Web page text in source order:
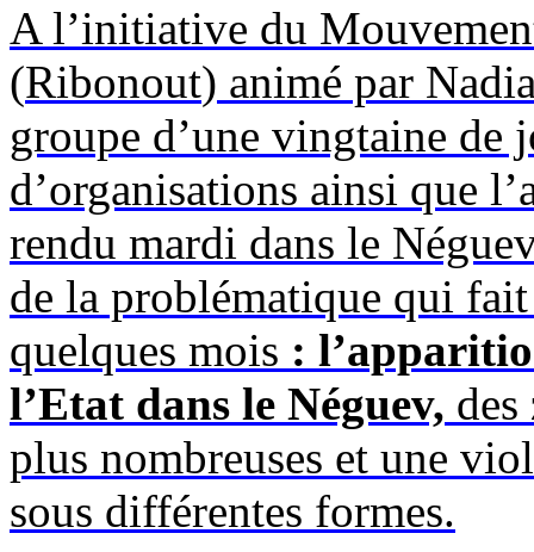
A l’initiative du
(Ribonout) animé par
groupe d’une vingtaine de
d’organisations ainsi que
rendu mardi dans le
de la problématique qui
quelques mois :
l’Etat dans le Néguev,
plus nombreuses et une
sous différentes formes.